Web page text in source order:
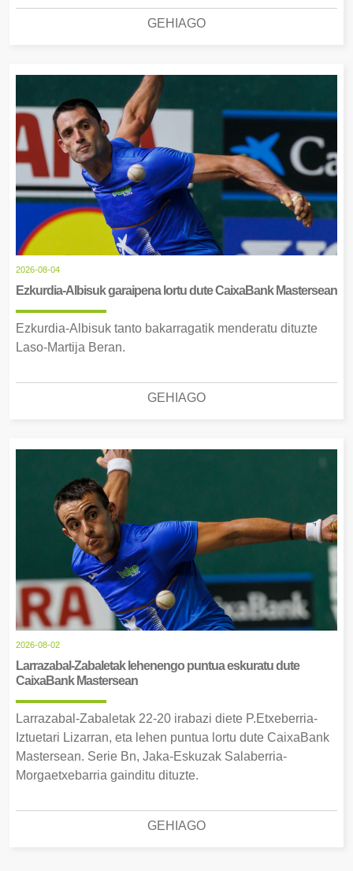
GEHIAGO
2026-08-04
Ezkurdia-Albisuk garaipena lortu dute CaixaBank Mastersean
Ezkurdia-Albisuk tanto bakarragatik menderatu dituzte
Laso-Martija Beran.
GEHIAGO
2026-08-02
Larrazabal-Zabaletak lehenengo puntua eskuratu dute
CaixaBank Mastersean
Larrazabal-Zabaletak 22-20 irabazi diete P.Etxeberria-
Iztuetari Lizarran, eta lehen puntua lortu dute CaixaBank
Mastersean. Serie Bn, Jaka-Eskuzak Salaberria-
Morgaetxebarria gainditu dituzte.
GEHIAGO